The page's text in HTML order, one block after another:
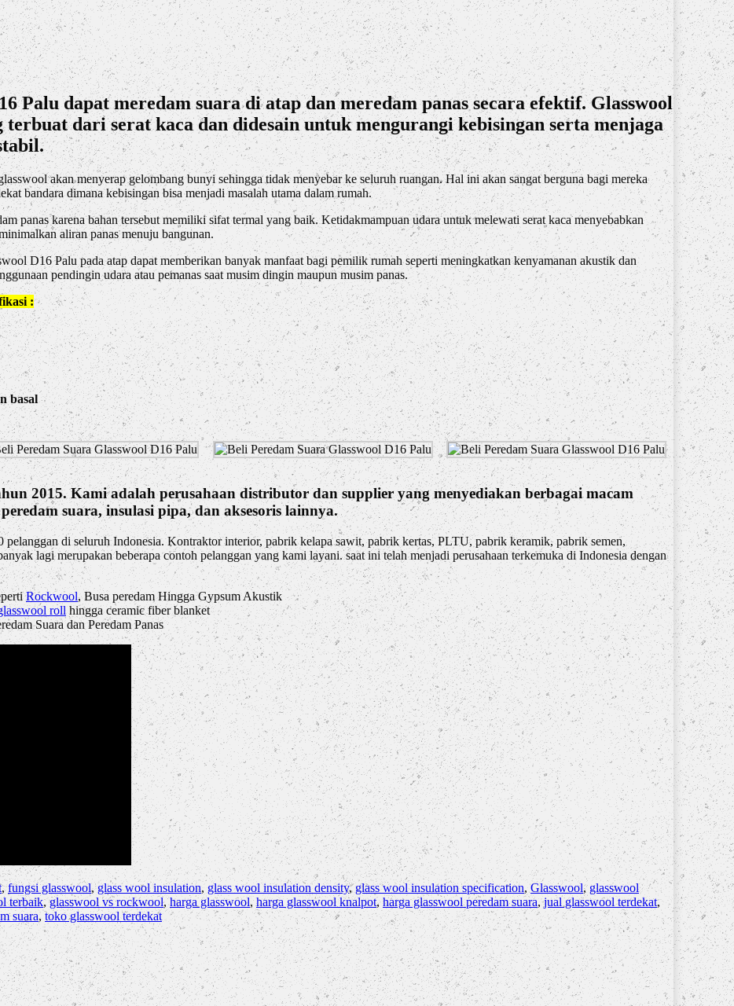
Palu dapat meredam suara di atap dan meredam panas secara efektif. Glasswool
dari serat kaca dan didesain untuk mengurangi kebisingan serta menjaga
akan menyerap gelombang bunyi sehingga tidak menyebar ke seluruh ruangan. Hal ini akan sangat berguna bagi mereka
bandara dimana kebisingan bisa menjadi masalah utama dalam rumah.
panas karena bahan tersebut memiliki sifat termal yang baik. Ketidakmampuan udara untuk melewati serat kaca menyebabkan
aliran panas menuju bangunan.
D16 Palu pada atap dapat memberikan banyak manfaat bagi pemilik rumah seperti meningkatkan kenyamanan akustik dan
pendingin udara atau pemanas saat musim dingin maupun musim panas.
:
basal
2015. Kami adalah perusahaan distributor dan supplier yang menyediakan berbagai macam
suara, insulasi pipa, dan aksesoris lainnya.
pelanggan di seluruh Indonesia. Kontraktor interior, pabrik kelapa sawit, pabrik kertas, PLTU, pabrik keramik, pabrik semen,
lagi merupakan beberapa contoh pelanggan yang kami layani. saat ini telah menjadi perusahaan terkemuka di Indonesia dengan
Rockwool, Busa peredam Hingga Gypsum Akustik
roll hingga ceramic fiber blanket
Suara dan Peredam Panas
,fungsi glasswool,glass wool insulation, glass wool insulation density,glass wool insulation specification,Glasswool,glasswool
terbaik,glasswool vs rockwool,harga glasswool,harga glasswool knalpot, harga glasswool peredam suara,jual glasswool terdekat,
suara,toko glasswool terdekat